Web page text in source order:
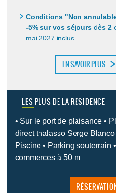
Conditions "Non
-5% sur vos séjours dès 2
mai 2027 inclus
EN SAVOIR PLUS
LES PLUS DE LA RÉSIDENCE
• Sur le port de plaisance •
direct thalasso Serge Blanco
Piscine • Parking souterrain
commerces à 50 m